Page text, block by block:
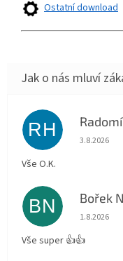
Ostatní download
RH
3.8.2026
Vše O.K.
BN Bořek
1.8.2026
Vše super 👍👍